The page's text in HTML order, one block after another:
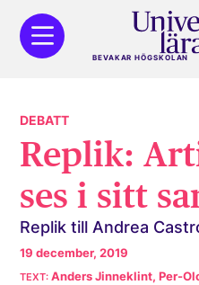
BEVAKAR HÖGSKOLAN
DEBATT
Replik:
ses i sitt
Replik till Andrea
19 december, 2019
Anders Jinneklint, Per-